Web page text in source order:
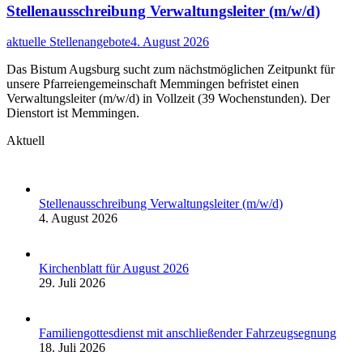
Stellenausschreibung Verwaltungsleiter (m/w/d)
aktuelle Stellenangebote4. August 2026
Das Bistum Augsburg sucht zum nächstmöglichen Zeitpunkt für
unsere Pfarreiengemeinschaft Memmingen befristet einen
Verwaltungsleiter (m/w/d) in Vollzeit (39 Wochenstunden). Der
Dienstort ist Memmingen.
Aktuell
Stellenausschreibung Verwaltungsleiter (m/w/d)
4. August 2026
Kirchenblatt für August 2026
29. Juli 2026
Familiengottesdienst mit anschließender Fahrzeugsegnung
18. Juli 2026